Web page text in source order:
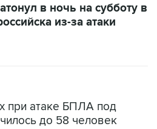
в ночь на субботу в
из-за атаки
при атаке БПЛА под
до 58 человек